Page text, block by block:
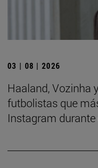
03 | 08 | 2026
Haaland, Vozinha
futbolistas que
Instagram